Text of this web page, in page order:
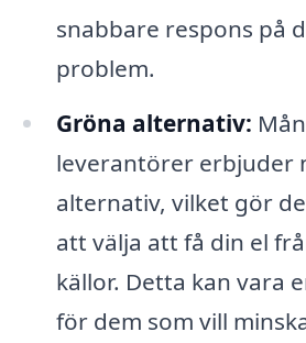
snabbare respons på
problem.
Gröna alternativ:
leverantörer erbjuder
alternativ, vilket gör
att välja att få din el
källor. Detta kan vara
för dem som vill